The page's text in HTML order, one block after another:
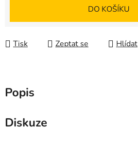
DO KOŠÍKU
Tisk Zeptat se Hlídat
Popis
Diskuze